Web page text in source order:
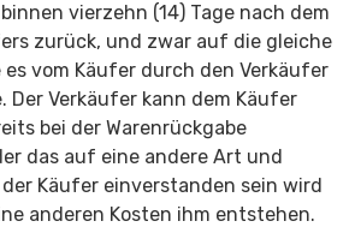
vierzehn (14) Tage nach dem
zurück, und zwar auf die gleiche
es vom Käufer durch den Verkäufer
Der Verkäufer kann dem Käufer
bei der Warenrückgabe
das auf eine andere Art und
Käufer einverstanden sein wird
anderen Kosten ihm entstehen.